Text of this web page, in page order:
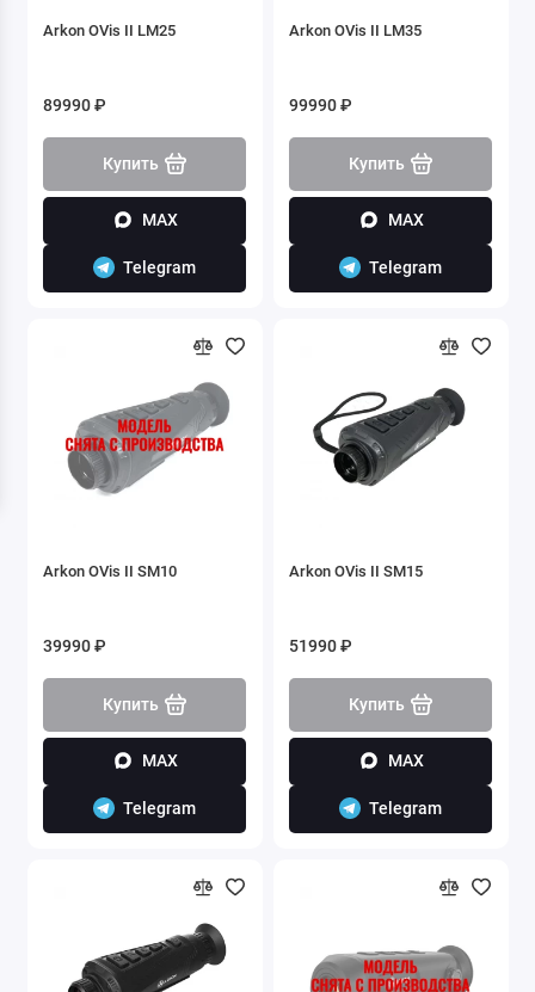
Arkon OVis II LM25
89990 ₽
Купить
MAX
Telegram
Arkon OVis II LM35
99990 ₽
Купить
MAX
Telegram
Arkon OVis II SM10
39990 ₽
Купить
MAX
Telegram
Arkon OVis II SM15
51990 ₽
Купить
MAX
Telegram